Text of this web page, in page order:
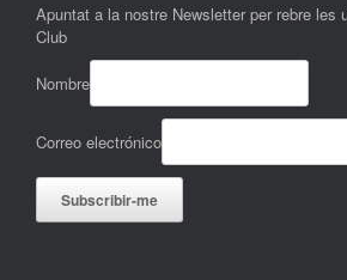
Apuntat a la nostre Newsletter per rebre les
Club
Nombre
Correo electrónico